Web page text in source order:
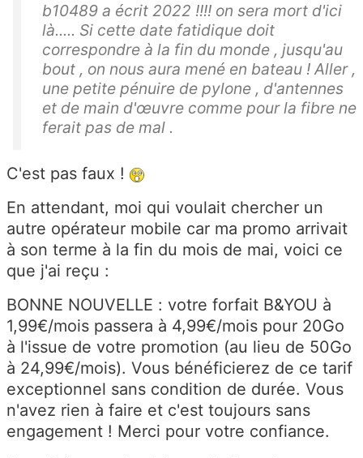
b10489 a écrit 2022 !!!! on sera mort d'ici
là..... Si cette date fatidique doit
correspondre à la fin du monde , jusqu'au
bout , on nous aura mené en bateau ! Aller ,
une petite pénuire de pylone , d'antennes
et de main d'œuvre comme pour la fibre ne
ferait pas de mal .
C'est pas faux !
En attendant, moi qui voulait chercher un
autre opérateur mobile car ma promo arrivait
à son terme à la fin du mois de mai, voici ce
que j'ai reçu :
BONNE NOUVELLE : votre forfait B&YOU à
1,99€/mois passera à 4,99€/mois pour 20Go
à l'issue de votre promotion (au lieu de 50Go
à 24,99€/mois). Vous bénéficierez de ce tarif
exceptionnel sans condition de durée. Vous
n'avez rien à faire et c'est toujours sans
engagement ! Merci pour votre confiance.